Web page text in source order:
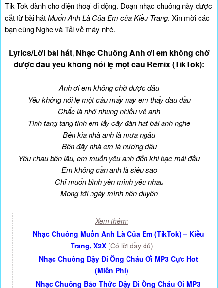
Tik Tok dành cho điện thoại di động. Đoạn nhạc chuông này được
cắt từ bài hátMuốn Anh Là Của Em của Kiều Trang. Xin mời các
bạn cùng Nghe và Tải về máy nhé.
Lyrics/Lời bài hát, Nhạc Chuông Anh ơi em không chờ
được đâu yêu không nói lẹ một câu Remix (TikTok):
Anh ơi em không chờ được đâu
Yêu không nói lẹ một câu mấy nay em thấy đau đầu
Chắc là nhớ nhung nhiều về anh
Tình tang tang tính em lấy cây đàn hát bài anh nghe
Bên kia nhà anh là mưa ngâu
Bên đây nhà em là nương dâu
Yêu nhau bên lâu, em muốn yêu anh đến khi bạc mái đầu
Em không cần anh là siêu sao
Chỉ muốn bình yên mình yêu nhau
Mong tới ngày mình nên duyên
Xem thêm:
-
Nhạc Chuông Muốn Anh Là Của Em (TikTok) – Kiều
Trang, X2X(Có lời đầy đủ)
-
Nhạc Chuông Dậy Đi Ông Cháu Ơi MP3 Cực Hot
(Miễn Phí)
-
Nhạc Chuông Báo Thức Dậy Đi Ông Cháu Ơi MP3